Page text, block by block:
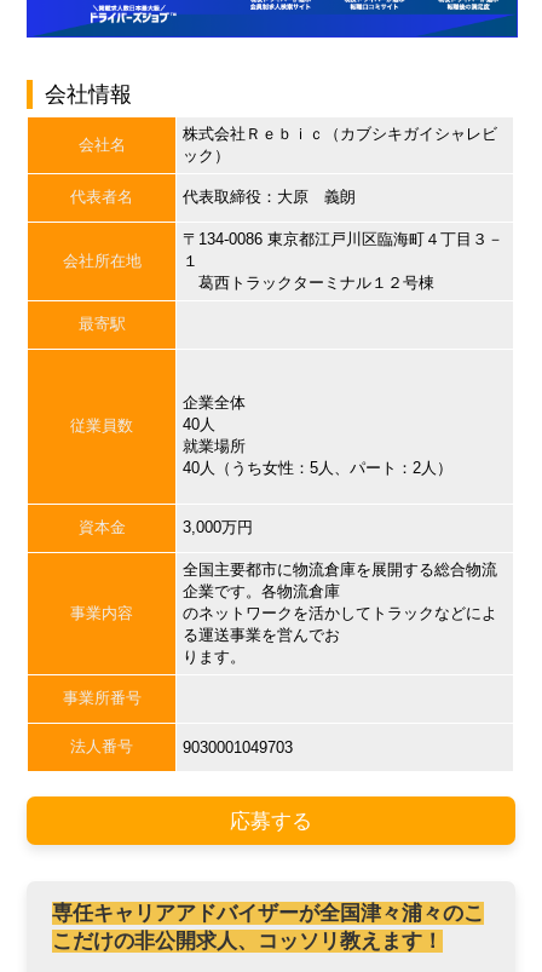
会社情報
会社名
株式会社Ｒｅｂｉｃ（カブシキガイシャレビ
ック）
代表者名 代表取締役：大原 義朗
会社所在地
〒134-0086 東京都江戸川区臨海町４丁目３－
１
葛西トラックターミナル１２号棟
最寄駅
従業員数
企業全体
40人
就業場所
40人（うち女性：5人、パート：2人）
資本金 3,000万円
事業内容
全国主要都市に物流倉庫を展開する総合物流
企業です。各物流倉庫
のネットワークを活かしてトラックなどによ
る運送事業を営んでお
ります。
事業所番号
法人番号 9030001049703
応募する
専任キャリアアドバイザーが全国津々浦々のこ
こだけの非公開求人、コッソリ教えます！